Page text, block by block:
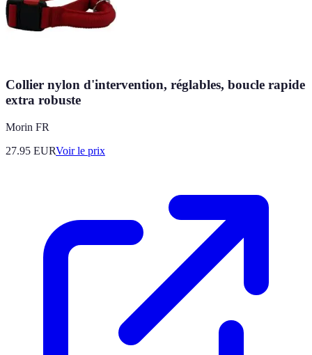
Collier nylon d'intervention, réglables, boucle rapide
extra robuste
Morin FR
27.95 EURVoir le prix